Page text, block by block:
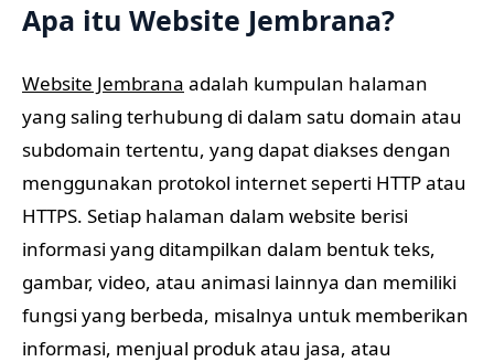
Apa itu Website Jembrana?
Website Jembrana adalah kumpulan halaman
yang saling terhubung di dalam satu domain atau
subdomain tertentu, yang dapat diakses dengan
menggunakan protokol internet seperti HTTP atau
HTTPS. Setiap halaman dalam website berisi
informasi yang ditampilkan dalam bentuk teks,
gambar, video, atau animasi lainnya dan memiliki
fungsi yang berbeda, misalnya untuk memberikan
informasi, menjual produk atau jasa, atau